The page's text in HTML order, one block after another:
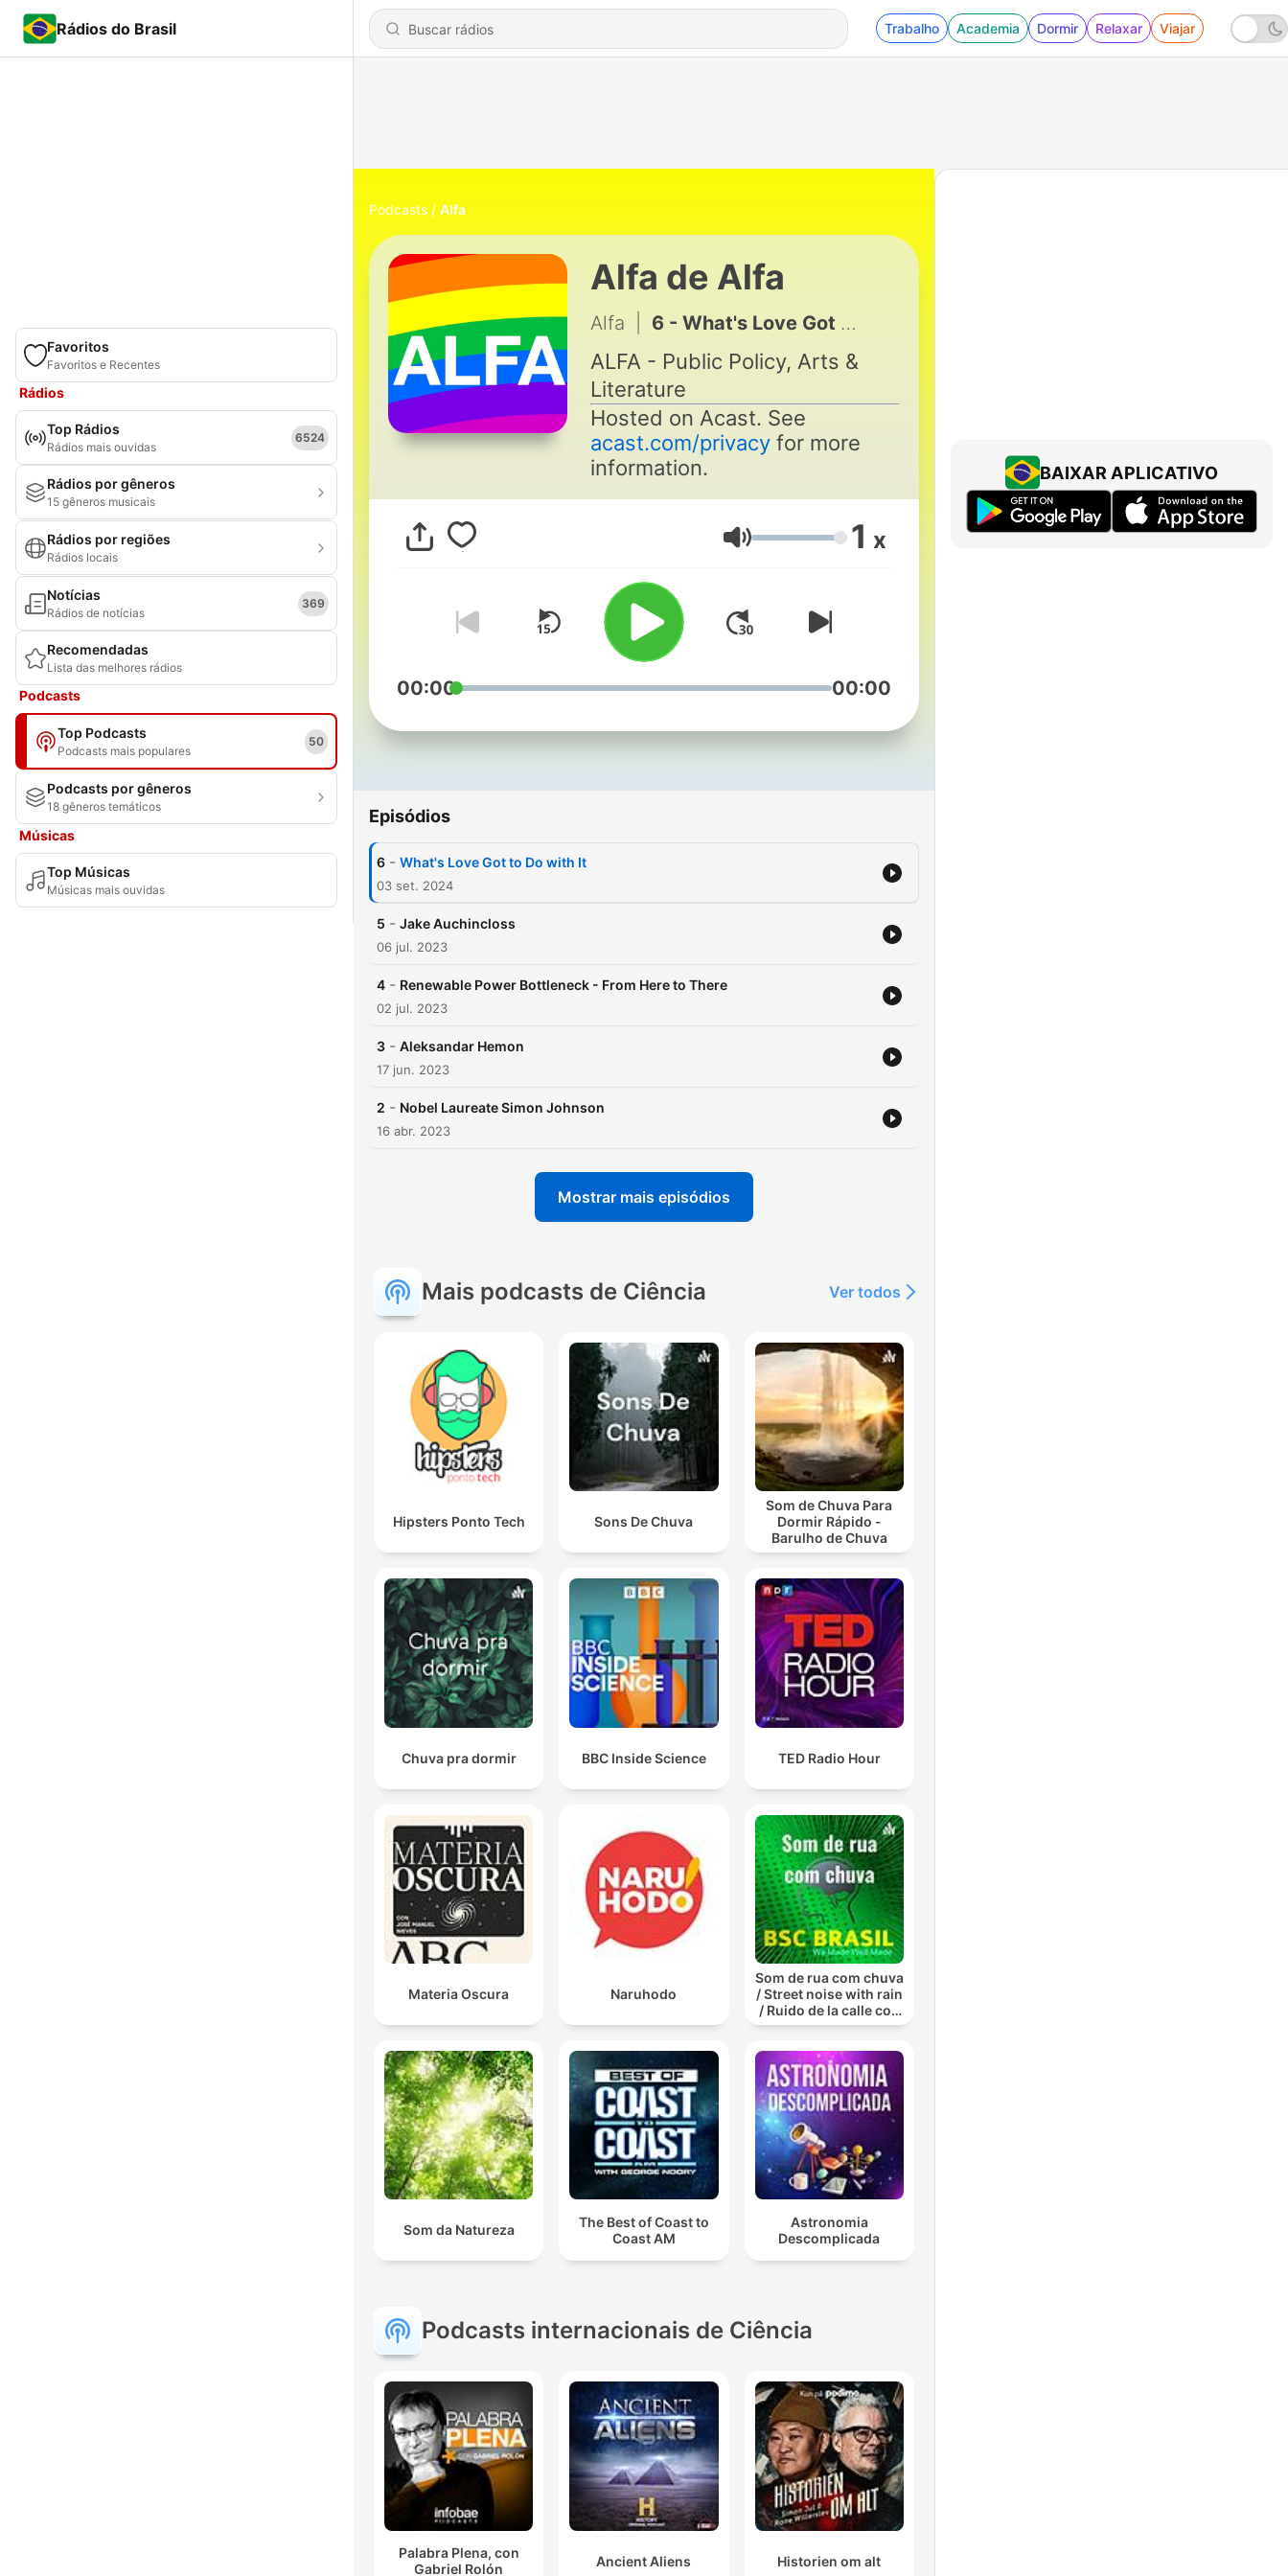
Rádios do Brasil Trabalho Academia Dormir Relaxar Viajar
Favoritos
Favoritos e Recentes
Rádios
Top Rádios
Rádios mais ouvidas
6524
Rádios por gêneros
15 gêneros musicais
Rádios por regiões
Rádios locais
Notícias
Rádios de notícias
369
Recomendadas
Lista das melhores rádios
Podcasts
Top Podcasts
Podcasts mais populares
50
Podcasts por gêneros
18 gêneros temáticos
Músicas
Top Músicas
Músicas mais ouvidas
Podcasts Alfa
Alfa de Alfa
Alfa 6 - What's Love Got to Do with It
ALFA - Public Policy, Arts &
Literature
Hosted on Acast. See
acast.com/privacyfor more
information.
Volume 1 x
00:00 00:00
Episódios
6 - What's Love Got to Do with It
03 set. 2024
5 - Jake Auchincloss
06 jul. 2023
4 - Renewable Power Bottleneck - From Here to There
02 jul. 2023
3 - Aleksandar Hemon
17 jun. 2023
2 - Nobel Laureate Simon Johnson
16 abr. 2023
Mostrar mais episódios
Mais podcasts de Ciência Ver todos
Hipsters Ponto Tech Sons De Chuva
Som de Chuva Para
Dormir Rápido -
Barulho de Chuva
Chuva pra dormir BBC Inside Science TED Radio Hour
Materia Oscura Naruhodo
Som de rua com chuva
/ Street noise with rain
/ Ruido de la calle con
lluvia
Som da Natureza
The Best of Coast to
Coast AM
Astronomia
Descomplicada
Podcasts internacionais de Ciência
Palabra Plena, con
Gabriel Rolón
Ancient Aliens Historien om alt
BAIXAR APLICATIVO